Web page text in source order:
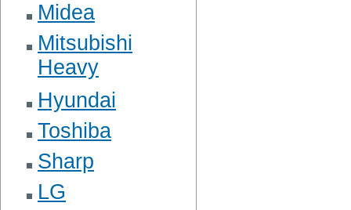
Midea
Mitsubishi
Heavy
Hyundai
Toshiba
Sharp
LG